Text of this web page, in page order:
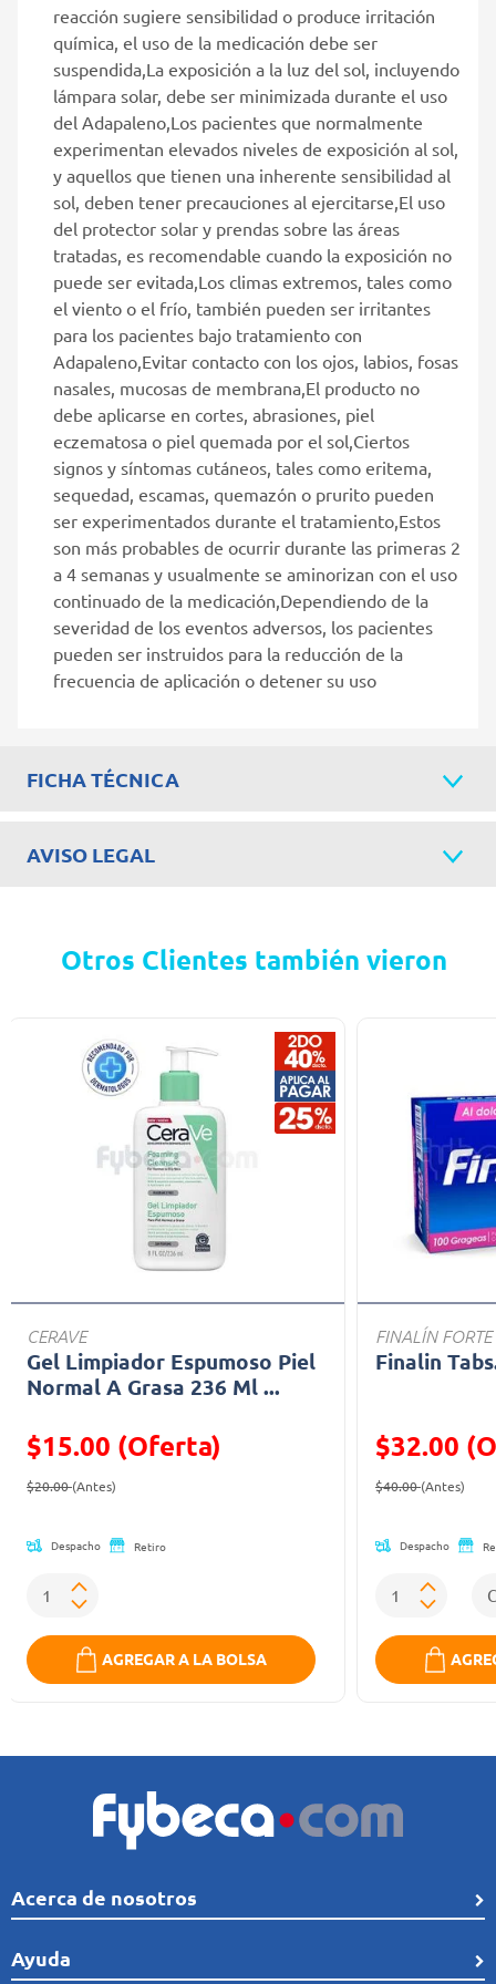
reacción sugiere sensibilidad o produce irritación
química, el uso de la medicación debe ser
suspendida,La exposición a la luz del sol, incluyendo
lámpara solar, debe ser minimizada durante el uso
del Adapaleno,Los pacientes que normalmente
experimentan elevados niveles de exposición al sol,
y aquellos que tienen una inherente sensibilidad al
sol, deben tener precauciones al ejercitarse,El uso
del protector solar y prendas sobre las áreas
tratadas, es recomendable cuando la exposición no
puede ser evitada,Los climas extremos, tales como
el viento o el frío, también pueden ser irritantes
para los pacientes bajo tratamiento con
Adapaleno,Evitar contacto con los ojos, labios, fosas
nasales, mucosas de membrana,El producto no
debe aplicarse en cortes, abrasiones, piel
eczematosa o piel quemada por el sol,Ciertos
signos y síntomas cutáneos, tales como eritema,
sequedad, escamas, quemazón o prurito pueden
ser experimentados durante el tratamiento,Estos
son más probables de ocurrir durante las primeras 2
a 4 semanas y usualmente se aminorizan con el uso
continuado de la medicación,Dependiendo de la
severidad de los eventos adversos, los pacientes
pueden ser instruidos para la reducción de la
frecuencia de aplicación o detener su uso
FICHA TÉCNICA
AVISO LEGAL
Otros Clientes también vieron
CERAVE
Gel Limpiador Espumoso Piel
Normal A Grasa 236 Ml ...
$15.00 (Oferta)
Precio reducido de
$20.00(Antes)
Despacho Retiro
AGREGAR A LA BOLSA
FINALÍN FORTE
Finalin
$32.00
Precio
$40.00(Antes)
Despacho
Acerca de nosotros
Quiénes Somos
Ayuda